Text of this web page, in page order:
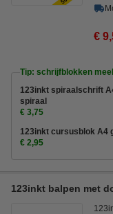
€
Tip: schrijfblokken
123inkt spiraalschrift
spiraal
€ 3,75
123inkt cursusblok A4
€ 2,95
123inkt balpen met